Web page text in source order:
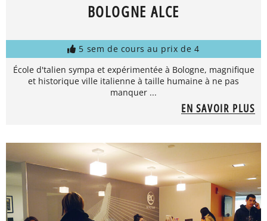
BOLOGNE ALCE
5 sem de cours au prix de 4
École d'talien sympa et expérimentée à Bologne, magnifique
et historique ville italienne à taille humaine à ne pas
manquer ...
EN SAVOIR PLUS